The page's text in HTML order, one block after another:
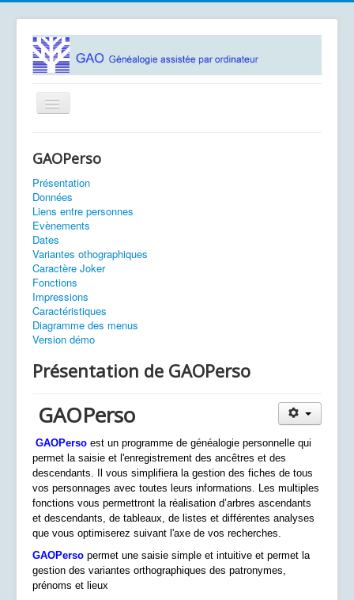
Basculer
la
Logiciels
Association GAO
Contacts
Documentation
Vous êtes ici :
GAOPerso
Présentation
Données
Liens entre personnes
Evènements
Dates
Variantes othographiques
Caractère Joker
Fonctions
Impressions
Caractéristiques
Diagramme des menus
Version démo
Présentation de GAOPerso
GAOPerso
GAOPerso est un programme de généalogie personnelle qui
permet la saisie et l'enregistrement des ancêtres et des
descendants. Il vous simplifiera la gestion des fiches de tous
vos personnages avec toutes leurs informations. Les multiples
fonctions vous permettront la réalisation d’arbres ascendants
et descendants, de tableaux, de listes et différentes analyses
que vous optimiserez suivant l'axe de vos recherches.
GAOPerso permet une saisie simple et intuitive et permet la
gestion des variantes orthographiques des patronymes,
prénoms et lieux